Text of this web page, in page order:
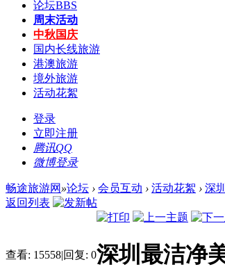
论坛BBS
周末活动
中秋国庆
国内长线旅游
港澳旅游
境外旅游
活动花絮
登录
立即注册
腾讯QQ
微博登录
畅途旅游网 »论坛 › 会员互动 › 活动花絮 › 深
返回列表
查看: 15558|回复: 0深圳最洁净